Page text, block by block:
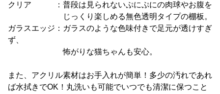
クリア ：普段は見られないぷにぷにの肉球やお腹を
じっくり楽しめる無色透明タイプの棚板。
ガラスエッジ：ガラスのような色味付きで足元が透けすぎ
ず、
怖がりな猫ちゃんも安心。
また、アクリル素材はお手入れが簡単！多少の汚れであれ
ば水拭きでOK！丸洗いも可能でいつでも清潔に保つこと